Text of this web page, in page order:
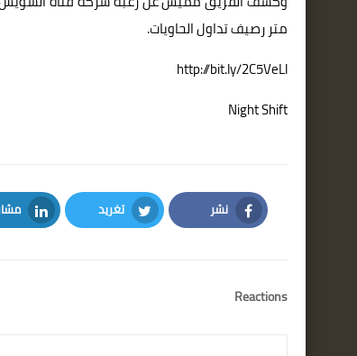
متر رصيف تداول الحاويات.
http://bit.ly/2C5VeLl
Night Shift
نشر
Facebook
تغريد
Twitter
Reactions